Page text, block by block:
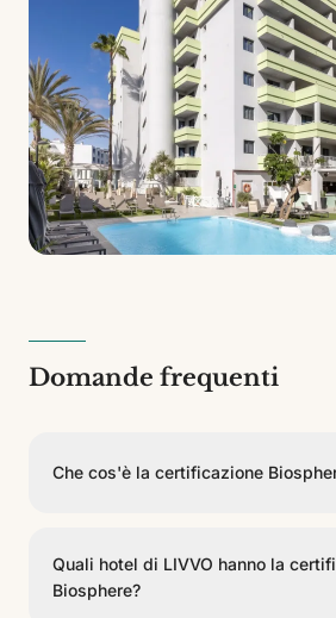
Domande frequenti
Che cos'è la certificazione
supportato dall'UNESCO, che
che applicano pratiche sostenibili
dell'ambiente, della cultura locale e
Quali hotel di LIVVO hanno la
Biosphere?